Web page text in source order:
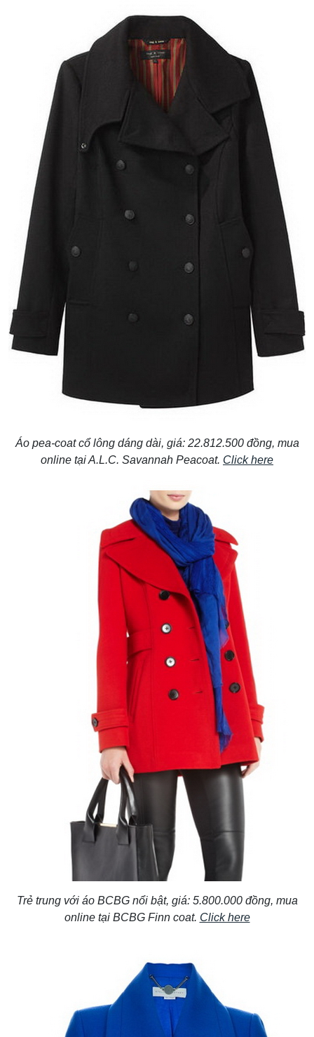
Áo pea-coat cổ lông dáng dài, giá: 22.812.500 đồng, mua
online tại A.L.C. Savannah Peacoat. Click here
Trẻ trung với áo BCBG nổi bật, giá: 5.800.000 đồng, mua
online tại BCBG Finn coat. Click here